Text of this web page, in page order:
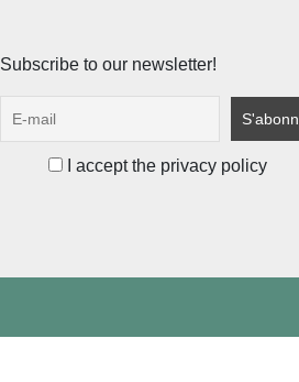
Subscribe to our newsletter!
I accept the privacy policy